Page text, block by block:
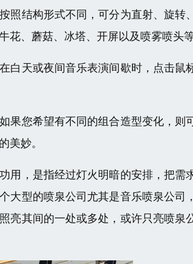
照结构形式不同，可分为直射、旋
花、蘑菇、冰塔、开屏以及喷雾喷头等
白天或夜间音乐表演间歇时，点击
果您希望有不同的组合造型变化，
美妙。
用，是指经过灯火明暗的安排，把
大型的喷泉公司尤其是音乐喷泉公
亮其间的一处或多处，或许只亮喷